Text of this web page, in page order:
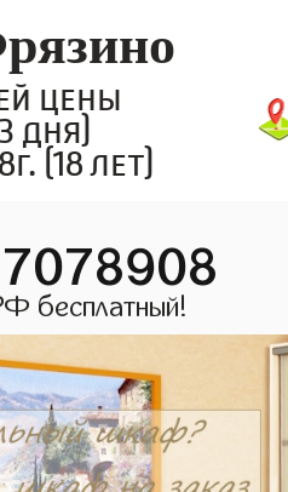
цены
дня)
(18 лет)
бесплатный!